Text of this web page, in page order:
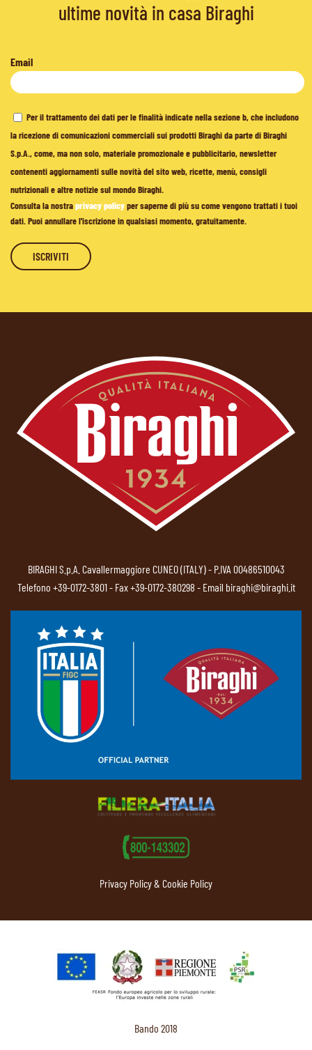
ultime novità in casa Biraghi
Email
Per il trattamento dei dati per le finalità indicate nella sezione b, che includono
la ricezione di comunicazioni commerciali sui prodotti Biraghi da parte di Biraghi
S.p.A., come, ma non solo, materiale promozionale e pubblicitario, newsletter
contenenti aggiornamenti sulle novità del sito web, ricette, menù, consigli
nutrizionali e altre notizie sul mondo Biraghi.
Consulta la nostraprivacy policyper saperne di più su come vengono trattati i tuoi
dati. Puoi annullare l'iscrizione in qualsiasi momento, gratuitamente.
BIRAGHI S.p.A. Cavallermaggiore CUNEO (ITALY) - P.IVA 00486510043
Telefono +39-0172-3801- Fax +39-0172-380298 - Email biraghi@biraghi.it
Privacy Policy & Cookie Policy
Bando 2018